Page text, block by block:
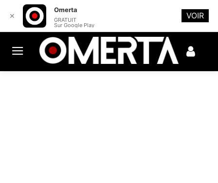
✕
Omerta
GRATUIT
Sur Google Play
VOIR